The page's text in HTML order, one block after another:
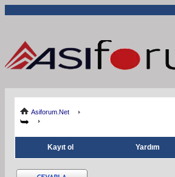
Asiforum.Net
Kayıt ol Yardım